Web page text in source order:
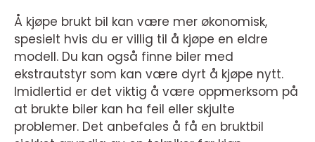
Å kjøpe brukt bil kan være mer økonomisk,
spesielt hvis du er villig til å kjøpe en eldre
modell. Du kan også finne biler med
ekstrautstyr som kan være dyrt å kjøpe nytt.
Imidlertid er det viktig å være oppmerksom på
at brukte biler kan ha feil eller skjulte
problemer. Det anbefales å få en bruktbil